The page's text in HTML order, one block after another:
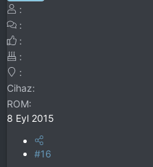
Cihaz
ROM
8 Eyl 2015
#16